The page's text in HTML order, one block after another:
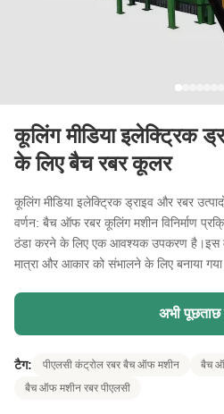
कूलिंग मीडिया इलेक्ट्रिक
के लिए बैच रबर कूलर
कूलिंग मीडिया इलेक्ट्रिक ड्राइव और रबर
वर्णन: बैच ऑफ रबर कूलिंग मशीन विनिर्माण
ठंडा करने के लिए एक आवश्यक उपकरण है।इस
मात्रा और आकार को संभालने के लिए बनाया
अभी
टैग: पीएलसी कंट्रोल रबर बैच ऑफ मशीन
बैच
बैच ऑफ मशीन रबर पीएलसी